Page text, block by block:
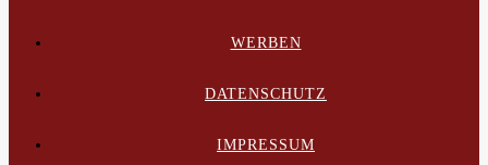
WERBEN
DATENSCHUTZ
IMPRESSUM